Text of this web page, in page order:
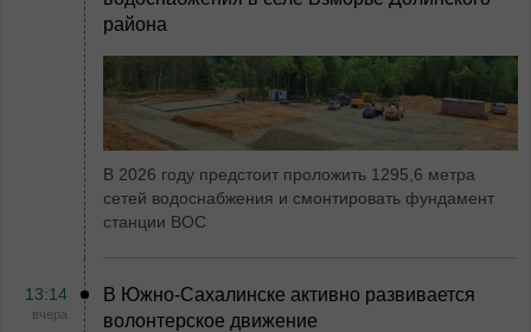
района
В 2026 году предстоит проложить 1295,6 метра
сетей водоснабжения и смонтировать фундамент
станции ВОС
13:14
вчера
В Южно-Сахалинске активно развивается
волонтерское движение